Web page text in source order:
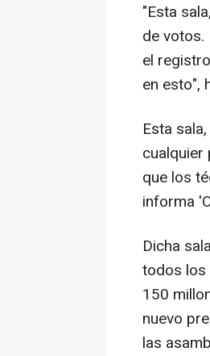
"Esta
de votos.
el
en esto",
Esta
cualquier
que los
informa
Dicha
todos los
150
nuevo
las